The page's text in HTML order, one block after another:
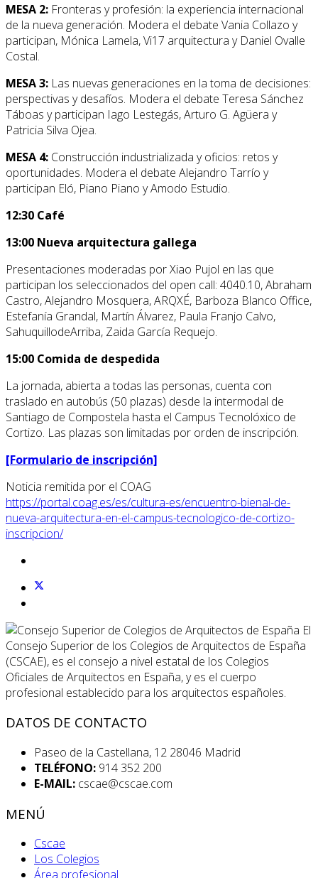
MESA 2: Fronteras y profesión: la experiencia internacional
de la nueva generación. Modera el debate Vania Collazo y
participan, Mónica Lamela, Vi17 arquitectura y Daniel Ovalle
Costal.
MESA 3: Las nuevas generaciones en la toma de decisiones:
perspectivas y desafíos. Modera el debate Teresa Sánchez
Táboas y participan Iago Lestegás, Arturo G. Agüera y
Patricia Silva Ojea.
MESA 4: Construcción industrializada y oficios: retos y
oportunidades. Modera el debate Alejandro Tarrío y
participan Eló, Piano Piano y Amodo Estudio.
12:30 Café
13:00 Nueva arquitectura gallega
Presentaciones moderadas por Xiao Pujol en las que
participan los seleccionados del open call: 4040.10, Abraham
Castro, Alejandro Mosquera, ARQXÉ, Barboza Blanco Office,
Estefanía Grandal, Martín Álvarez, Paula Franjo Calvo,
SahuquillodeArriba, Zaida García Requejo.
15:00 Comida de despedida
La jornada, abierta a todas las personas, cuenta con
traslado en autobús (50 plazas) desde la intermodal de
Santiago de Compostela hasta el Campus Tecnolóxico de
Cortizo. Las plazas son limitadas por orden de inscripción.
[Formulario de inscripción]
Noticia remitida por el COAG
https://portal.coag.es/es/cultura-es/encuentro-bienal-de-
nueva-arquitectura-en-el-campus-tecnologico-de-cortizo-
inscripcion/
El
Consejo Superior de los Colegios de Arquitectos de España
(CSCAE), es el consejo a nivel estatal de los Colegios
Oficiales de Arquitectos en España, y es el cuerpo
profesional establecido para los arquitectos españoles.
DATOS DE CONTACTO
Paseo de la Castellana, 12 28046 Madrid
TELÉFONO: 914 352 200
E-MAIL: cscae@cscae.com
MENÚ
Cscae
Los Colegios
Área profesional